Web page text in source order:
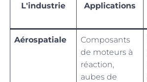
L'industrie Applications
Aérospatiale
Composants
de moteurs à
réaction,
aubes de